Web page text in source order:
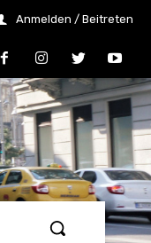
Anmelden / Beitreten